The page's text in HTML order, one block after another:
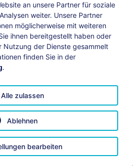
Instagram| Facebook|
YouTube
Suche Datenschutz
widerrufen
anpassen
| Alle Rechte vorbehalten.
an unsere Partner für soziale
weiter. Unsere Partner
möglicherweise mit weiteren
ihnen bereitgestellt haben oder
Nutzung der Dienste gesammelt
finden Sie in der
.
bearbeiten
Ablehnen
Alle zulassen